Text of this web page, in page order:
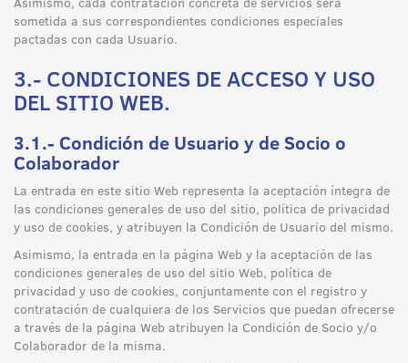
sometida a sus correspondientes condiciones especiales
pactadas con cada Usuario.
3.- CONDICIONES DE ACCESO Y USO
DEL SITIO WEB.
3.1.- Condición de Usuario y de Socio o
Colaborador
La entrada en este sitio Web representa la aceptación íntegra de
las condiciones generales de uso del sitio, política de privacidad
y uso de cookies, y atribuyen la Condición de Usuario del mismo.
Asimismo, la entrada en la página Web y la aceptación de las
condiciones generales de uso del sitio Web, política de
privacidad y uso de cookies, conjuntamente con el registro y
contratación de cualquiera de los Servicios que puedan ofrecerse
a través de la página Web atribuyen la Condición de Socio y/o
Colaborador de la misma.